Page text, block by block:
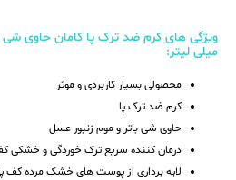
میلی لیتر:
محصولی بسیار کاربردی و موثر
کرم ضد ترک پا
حاوی شی باتر و موم زنبور عسل
درمان کننده سریع ترک خوردگی و خشکی
لایه برداری از پوست های خشک مرده کف